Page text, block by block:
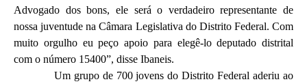
Advogado dos bons, ele será o verdadeiro representante de
nossa juventude na Câmara Legislativa do Distrito Federal. Com
muito orgulho eu peço apoio para elegê-lo deputado distrital
com o número 15400”, disse Ibaneis.
Um grupo de 700 jovens do Distrito Federal aderiu ao